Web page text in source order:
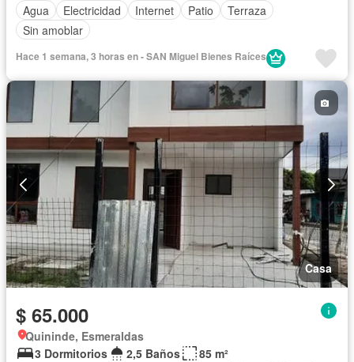
Agua
Electricidad Internet Patio
Terraza
Sin amoblar
Hace 1 semana, 3 horas en - SAN Miguel Bienes Raíces
Casa
$ 65.000
Quininde, Esmeraldas
3 Dormitorios
2,5 Baños
85 m²